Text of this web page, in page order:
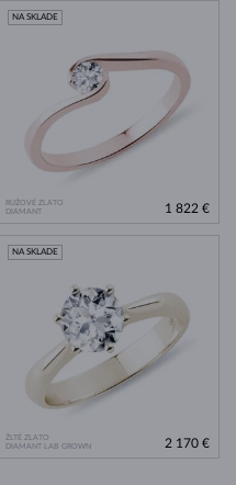
RUŽOVÉ ZLATO
DIAMANT
NA SKLADE
1 822 €
ŽLTÉ ZLATO
DIAMANT LAB GROWN
NA SKLADE
2 170 €